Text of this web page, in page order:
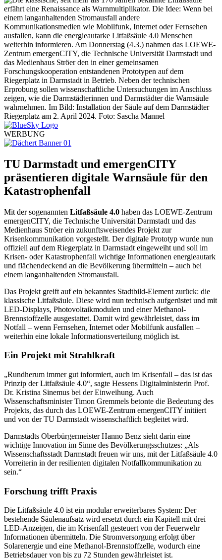
WERBUNG
TU Darmstadt und emergenCITY
präsentieren digitale Warnsäule für den
Katastrophenfall
Mit der sogenannten Litfaßsäule 4.0 haben das LOEWE-Zentrum
emergenCITY, die Technische Universität Darmstadt und das
Medienhaus Ströer ein zukunftsweisendes Projekt zur
Krisenkommunikation vorgestellt. Der digitale Prototyp wurde nun
offiziell auf dem Riegerplatz in Darmstadt eingeweiht und soll im
Krisen- oder Katastrophenfall wichtige Informationen energieautark
und flächendeckend an die Bevölkerung übermitteln – auch bei
einem langanhaltenden Stromausfall.
Das Projekt greift auf ein bekanntes Stadtbild-Element zurück: die
klassische Litfaßsäule. Diese wird nun technisch aufgerüstet und mit
LED-Displays, Photovoltaikmodulen und einer Methanol-
Brennstoffzelle ausgestattet. Damit wird gewährleistet, dass im
Notfall – wenn Fernsehen, Internet oder Mobilfunk ausfallen –
weiterhin eine lokale Informationsverteilung möglich ist.
Ein Projekt mit Strahlkraft
„Rundherum immer gut informiert, auch im Krisenfall – das ist das
Prinzip der Litfaßsäule 4.0“, sagte Hessens Digitalministerin Prof.
Dr. Kristina Sinemus bei der Einweihung. Auch
Wissenschaftsminister Timon Gremmels betonte die Bedeutung des
Projekts, das durch das LOEWE-Zentrum emergenCITY initiiert
und von der TU Darmstadt wissenschaftlich begleitet wird.
Darmstadts Oberbürgermeister Hanno Benz sieht darin eine
wichtige Innovation im Sinne des Bevölkerungsschutzes: „Als
Wissenschaftsstadt Darmstadt freuen wir uns, mit der Litfaßsäule 4.0
Vorreiterin in der resilienten digitalen Notfallkommunikation zu
sein.“
Forschung trifft Praxis
Die Litfaßsäule 4.0 ist ein modular erweiterbares System: Der
bestehende Säulenaufsatz wird ersetzt durch ein Kapitell mit drei
LED-Anzeigen, die im Krisenfall gesteuert von der Feuerwehr
Informationen übermitteln. Die Stromversorgung erfolgt über
Solarenergie und eine Methanol-Brennstoffzelle, wodurch eine
Betriebsdauer von bis zu 72 Stunden gewährleistet ist.